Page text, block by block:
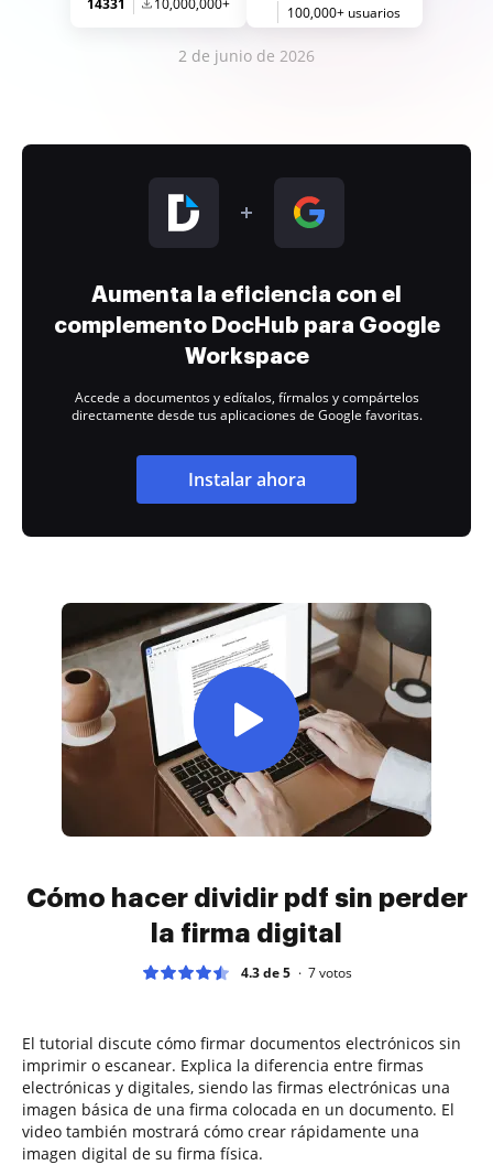
14331 10,000,000+
100,000+ usuarios
2 de junio de 2026
Aumenta la eficiencia con el
complemento DocHub para Google
Workspace
Accede a documentos y edítalos, fírmalos y compártelos
directamente desde tus aplicaciones de Google favoritas.
Instalar ahora
Cómo hacer dividir pdf sin perder
la firma digital
4.3 de 5 7votos
El tutorial discute cómo firmar documentos electrónicos sin
imprimir o escanear. Explica la diferencia entre firmas
electrónicas y digitales, siendo las firmas electrónicas una
imagen básica de una firma colocada en un documento. El
video también mostrará cómo crear rápidamente una
imagen digital de su firma física.